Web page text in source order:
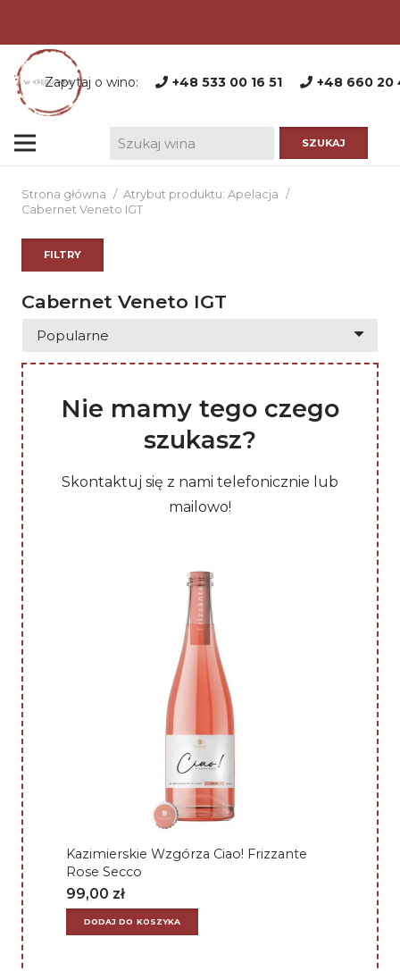
Zapytaj o wino: +48 533 00 16 51 +48 660 20
Strona główna / Atrybut produktu: Apelacja
/
Cabernet Veneto IGT
Cabernet Veneto IGT
Nie mamy tego czego
szukasz?
Skontaktuj się z nami telefonicznie lub
mailowo!
Kazimierskie Wzgórza Ciao! Frizzante
Rose Secco
99,00 zł
DODAJ DO KOSZYKA
FILTRY